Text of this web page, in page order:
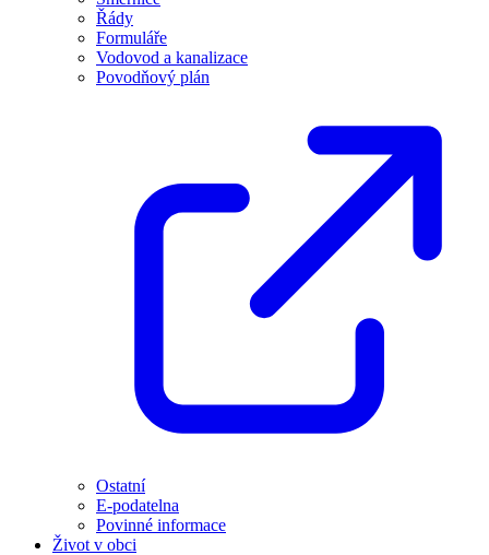
Řády
Formuláře
Vodovod a kanalizace
Povodňový plán
Ostatní
E-podatelna
Povinné informace
Život v obci